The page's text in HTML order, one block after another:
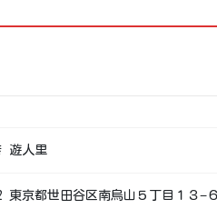
遊人里
東京都世田谷区南烏山５丁目１３−